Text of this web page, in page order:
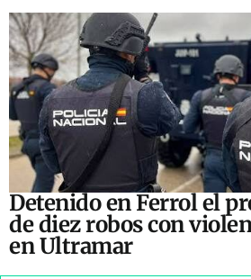
Detenido en Ferrol el
de diez robos con
en Ultramar